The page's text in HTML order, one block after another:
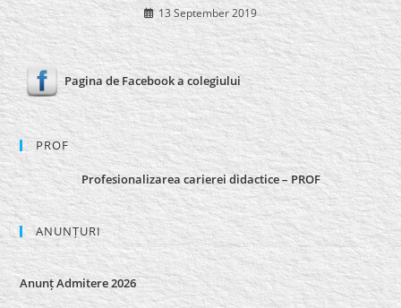
13 September 2019
Pagina de Facebook a colegiului
PROF
Profesionalizarea carierei didactice – PROF
ANUNȚURI
Anunț Admitere 2026